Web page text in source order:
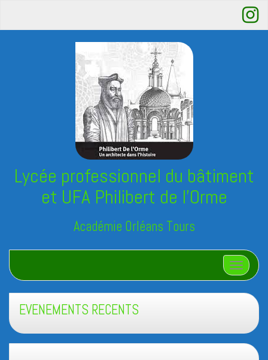
Lycée professionnel du bâtiment
et UFA Philibert de l'Orme
Académie Orléans Tours
EVENEMENTS RECENTS